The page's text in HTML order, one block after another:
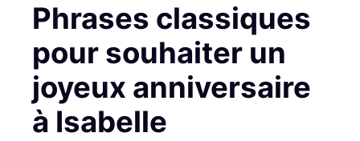
Phrases classiques
pour souhaiter un
joyeux anniversaire
à Isabelle